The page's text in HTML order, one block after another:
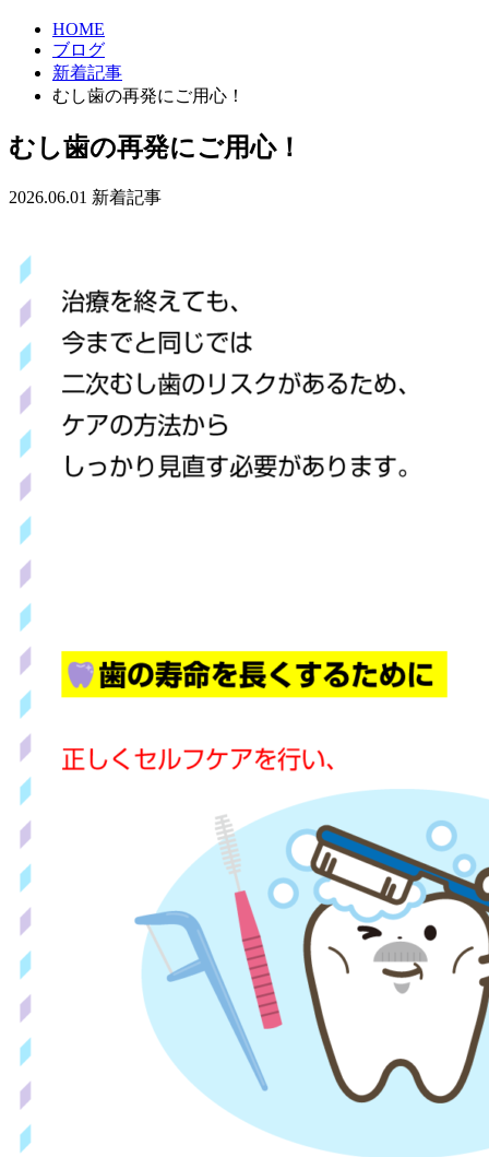
HOME
ブログ
新着記事
むし歯の再発にご用心！
むし歯の再発にご用心！
2026.06.01 新着記事